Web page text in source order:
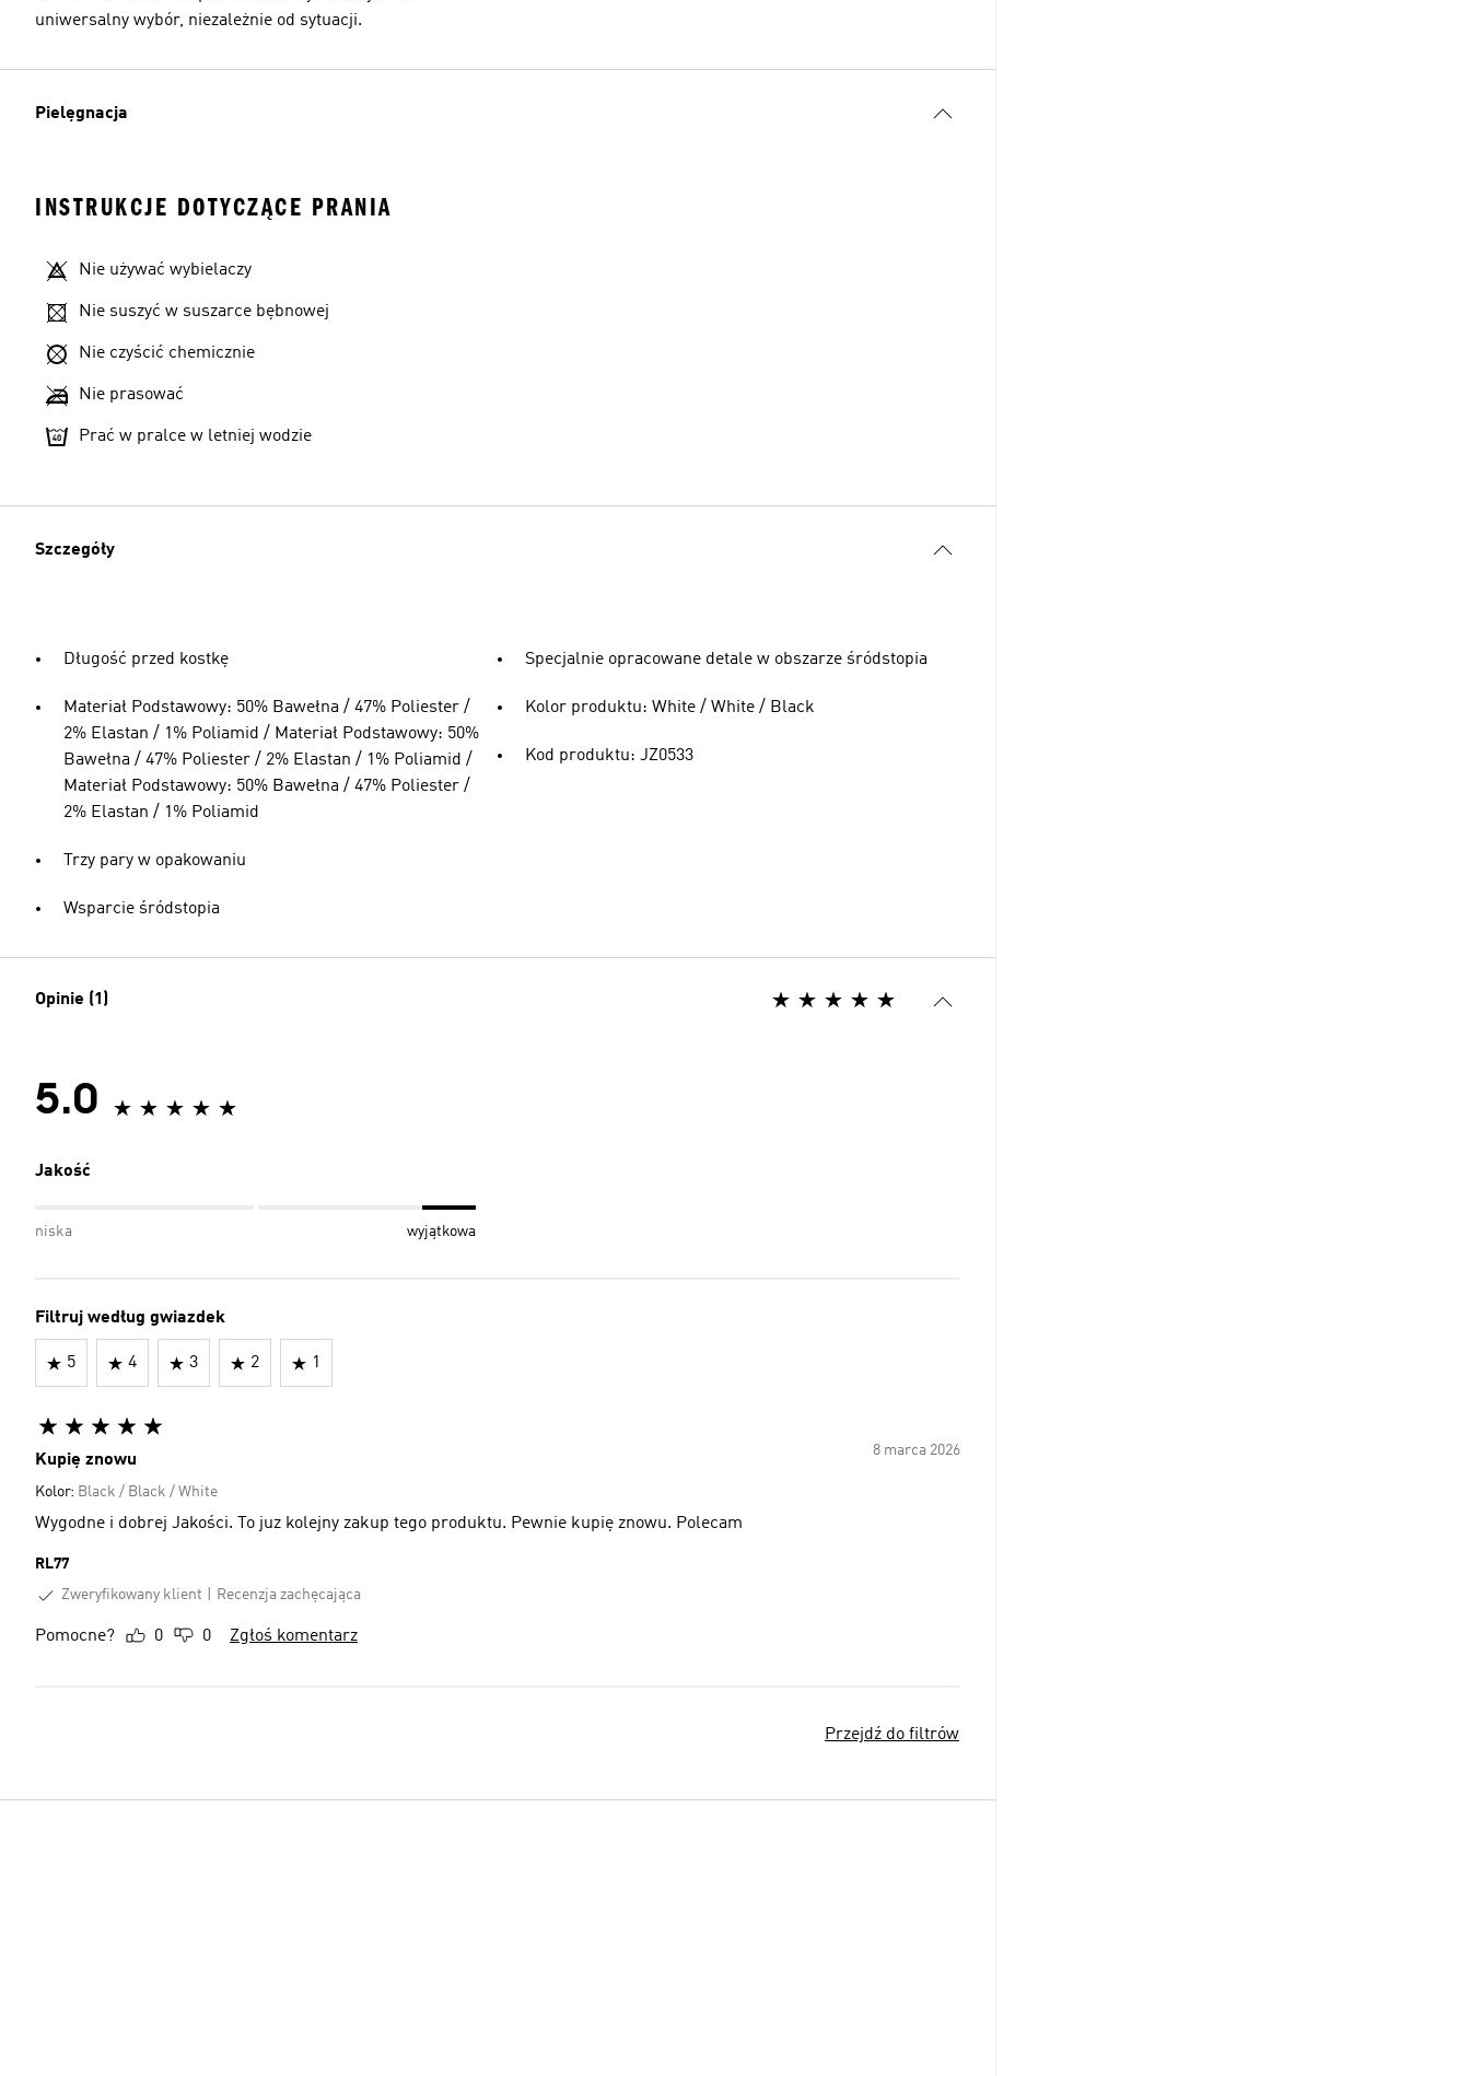
uniwersalny wybór, niezależnie od sytuacji.
Pielęgnacja
INSTRUKCJE DOTYCZĄCE PRANIA
Nie używać wybielaczy
Nie suszyć w suszarce bębnowej
Nie czyścić chemicznie
Nie prasować
Prać w pralce w letniej wodzie
Szczegóły
Długość przed kostkę
Materiał Podstawowy: 50% Bawełna / 47% Poliester /
2% Elastan / 1% Poliamid / Materiał Podstawowy: 50%
Bawełna / 47% Poliester / 2% Elastan / 1% Poliamid /
Materiał Podstawowy: 50% Bawełna / 47% Poliester /
2% Elastan / 1% Poliamid
Trzy pary w opakowaniu
Wsparcie śródstopia
Specjalnie opracowane detale w obszarze śródstopia
Kolor produktu: White / White / Black
Kod produktu: JZ0533
Opinie (1)
5.0
Jakość
niska wyjątkowa
Filtruj według gwiazdek
5 4 3 2 1
8 marca 2026
Kupię znowu
Kolor: Black / Black / White
Wygodne i dobrej Jakości. To juz kolejny zakup tego produktu. Pewnie kupię znowu. Polecam
RL77
Zweryfikowany klient
Recenzja zachęcająca
Pomocne? 0 0 Zgłoś komentarz
Przejdź do filtrów